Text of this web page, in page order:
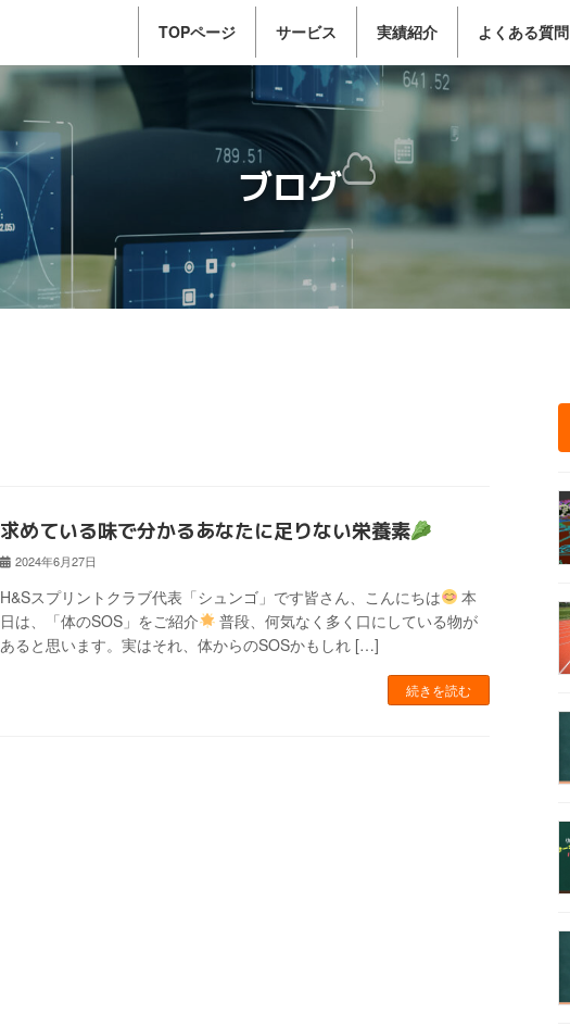
TOPページ サービス 実績紹介 よくある質問
ブログ
求めている味で分かるあなたに足りない栄養素
2024年6月27日
H&Sスプリントクラブ代表「シュンゴ」です皆さん、こんにちは
本
日は、「体のSOS」をご紹介
普段、何気なく多く口にしている物が
あると思います。実はそれ、体からのSOSかもしれ […]
続きを読む